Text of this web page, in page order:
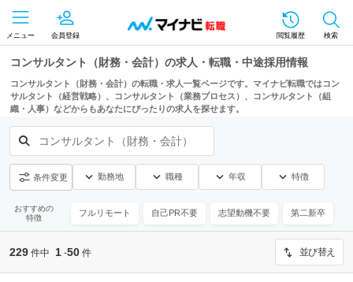
メニュー 会員登録 閲覧履歴 検索
コンサルタント（財務・会計）の求人・転職・中途採用情報
コンサルタント（財務・会計）の転職・求人一覧ページです。マイナビ転職ではコン
サルタント（経営戦略）、コンサルタント（業務プロセス）、コンサルタント（組
織・人事）などからもあなたにぴったりの求人を探せます。
コンサルタント（財務・会計）
条件変更 勤務地 職種 年収 特徴
おすすめの
特徴
フルリモート 自己PR不要 志望動機不要 第二新卒
229 件中 1 -50 件 並び替え